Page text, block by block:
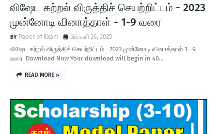
விஷேட கற்றல் விருத்திச் செயற்றிட்டம் - 2023
முன்னோடி வினாத்தாள் - 1-9 வரை
Paper of Exam
பிப்ரவரி 26, 2025
விஷேட கற்றல் விருத்திச் செயற்றிட்டம் - 2023 முன்னோடி வினாத்தாள் 1--9
வரை Download Now Your download will begin in 40…
READ MORE »